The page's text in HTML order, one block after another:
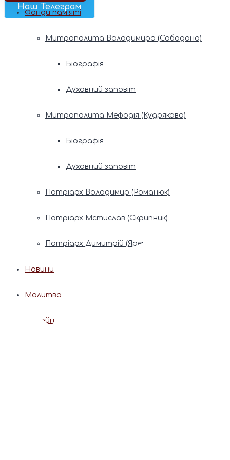
Наш Телеграм
Фонди пам’яті
Митрополита Володимира (Сабодана)
Біографія
Духовний заповіт
Митрополита Мефодія (Кудрякова)
Біографія
Духовний заповіт
Патріарх Володимир (Романюк)
Патріарх Мстислав (Скрипник)
Патріарх Димитрій (Ярема)
Новини
Молитва
Онлайн послуги